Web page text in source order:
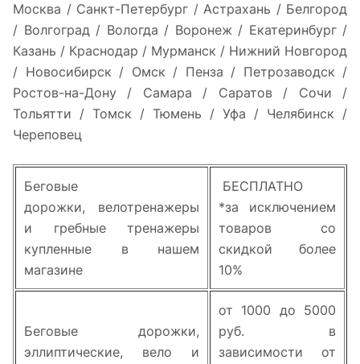
Москва / Санкт-Петербург / Астрахань / Белгород
/ Волгоград / Вологда / Воронеж / Екатеринбург /
Казань / Краснодар / Мурманск / Нижний Новгород
/ Новосибирск / Омск / Пенза / Петрозаводск /
Ростов-на-Дону / Самара / Саратов / Сочи /
Тольятти / Томск / Тюмень / Уфа / Челябинск /
Череповец
Беговые
дорожки, велотренажеры
и гребные тренажеры
купленные в нашем
магазине
БЕСПЛАТНО
*за исключением
товаров со
скидкой более
10%
Беговые дорожки,
эллиптические, вело и
от 1000 до 5000
руб. в
зависимости от